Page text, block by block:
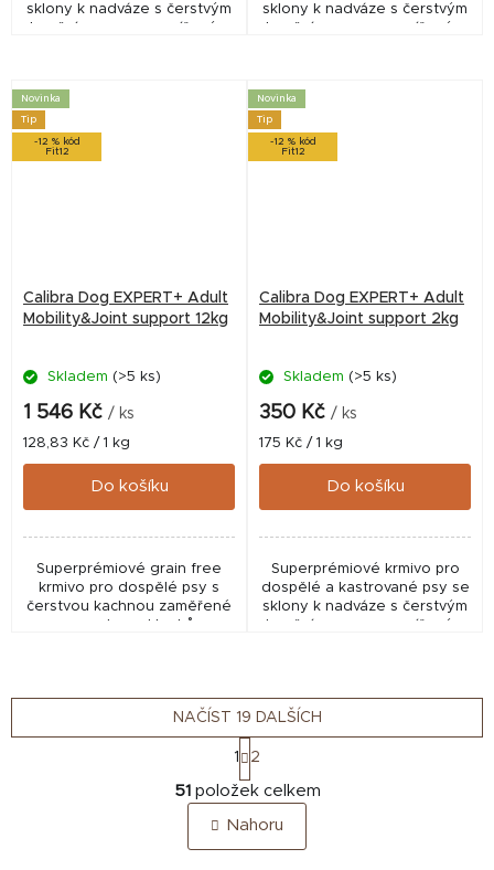
sklony k nadváze s čerstvým
hovězím masem a sníženým
sklony k nadváze s čerstvým
hovězím masem a sníženým
Novinka
Tip
-12 % kód
Fit12
Calibra Dog EXPERT+ Adult
Mobility&Joint support 12kg
Skladem (>5 ks)
1 546 Kč / ks
Měrná
cena:
128,83 Kč / 1 kg
Do košíku
Superprémiové grain free
krmivo pro dospělé psy s
čerstvou kachnou zaměřené
Novinka
Tip
-12 % kód
Fit12
Calibra Dog EXPERT+ Adult
Mobility&Joint support 2kg
Skladem (>5 ks)
350 Kč / ks
Měrná
cena:
175 Kč / 1 kg
Do košíku
Superprémiové krmivo pro
dospělé a kastrované psy se
sklony k nadváze s čerstvým
kuřete...
O
v
l
á
NAČÍST 19 DALŠÍCH
S
t
r
á
n
k
1 2
51 položek celkem
Nahoru